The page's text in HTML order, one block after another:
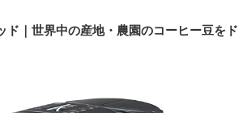
ド｜世界中の産地・農園のコーヒー豆をド